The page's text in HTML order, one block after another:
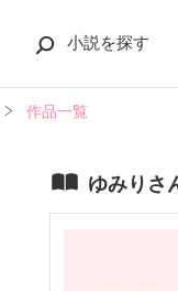
小説を探す
作品一覧
ゆみりさ